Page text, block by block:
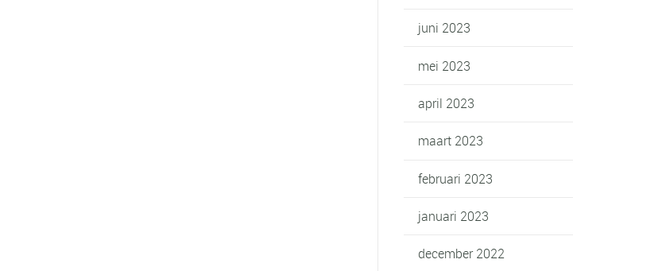
juni 2023
mei 2023
april 2023
maart 2023
februari 2023
januari 2023
december 2022